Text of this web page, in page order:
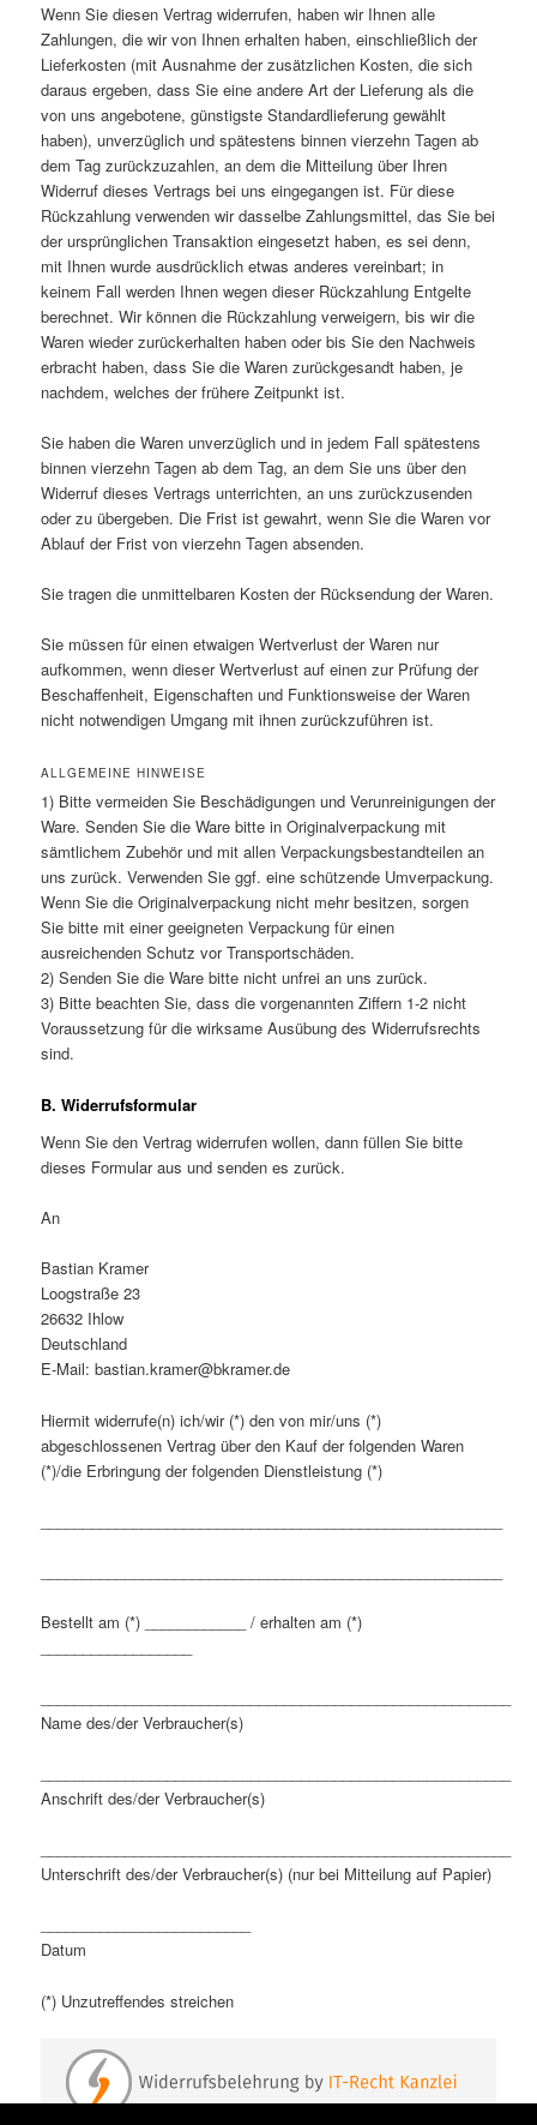
Wenn Sie diesen Vertrag widerrufen, haben wir Ihnen alle
Zahlungen, die wir von Ihnen erhalten haben, einschließlich der
Lieferkosten (mit Ausnahme der zusätzlichen Kosten, die sich
daraus ergeben, dass Sie eine andere Art der Lieferung als die
von uns angebotene, günstigste Standardlieferung gewählt
haben), unverzüglich und spätestens binnen vierzehn Tagen ab
dem Tag zurückzuzahlen, an dem die Mitteilung über Ihren
Widerruf dieses Vertrags bei uns eingegangen ist. Für diese
Rückzahlung verwenden wir dasselbe Zahlungsmittel, das Sie bei
der ursprünglichen Transaktion eingesetzt haben, es sei denn,
mit Ihnen wurde ausdrücklich etwas anderes vereinbart; in
keinem Fall werden Ihnen wegen dieser Rückzahlung Entgelte
berechnet. Wir können die Rückzahlung verweigern, bis wir die
Waren wieder zurückerhalten haben oder bis Sie den Nachweis
erbracht haben, dass Sie die Waren zurückgesandt haben, je
nachdem, welches der frühere Zeitpunkt ist.
Sie haben die Waren unverzüglich und in jedem Fall spätestens
binnen vierzehn Tagen ab dem Tag, an dem Sie uns über den
Widerruf dieses Vertrags unterrichten, an uns zurückzusenden
oder zu übergeben. Die Frist ist gewahrt, wenn Sie die Waren vor
Ablauf der Frist von vierzehn Tagen absenden.
Sie tragen die unmittelbaren Kosten der Rücksendung der Waren.
Sie müssen für einen etwaigen Wertverlust der Waren nur
aufkommen, wenn dieser Wertverlust auf einen zur Prüfung der
Beschaffenheit, Eigenschaften und Funktionsweise der Waren
nicht notwendigen Umgang mit ihnen zurückzuführen ist.
ALLGEMEINE HINWEISE
1) Bitte vermeiden Sie Beschädigungen und Verunreinigungen der
Ware. Senden Sie die Ware bitte in Originalverpackung mit
sämtlichem Zubehör und mit allen Verpackungsbestandteilen an
uns zurück. Verwenden Sie ggf. eine schützende Umverpackung.
Wenn Sie die Originalverpackung nicht mehr besitzen, sorgen
Sie bitte mit einer geeigneten Verpackung für einen
ausreichenden Schutz vor Transportschäden.
2) Senden Sie die Ware bitte nicht unfrei an uns zurück.
3) Bitte beachten Sie, dass die vorgenannten Ziffern 1-2 nicht
Voraussetzung für die wirksame Ausübung des Widerrufsrechts
sind.
B. Widerrufsformular
Wenn Sie den Vertrag widerrufen wollen, dann füllen Sie bitte
dieses Formular aus und senden es zurück.
An
Bastian Kramer
Loogstraße 23
26632 Ihlow
Deutschland
E-Mail: bastian.kramer@bkramer.de
Hiermit widerrufe(n) ich/wir (*) den von mir/uns (*)
abgeschlossenen Vertrag über den Kauf der folgenden Waren
(*)/die Erbringung der folgenden Dienstleistung (*)
Bestellt am (*) ____________ / erhalten am (*)
Name des/der Verbraucher(s)
Anschrift des/der Verbraucher(s)
Unterschrift des/der Verbraucher(s) (nur bei Mitteilung auf Papier)
Datum
(*) Unzutreffendes streichen